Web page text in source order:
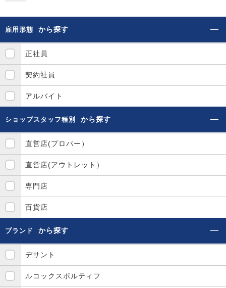
雇用形態 から探す
正社員
契約社員
アルバイト
ショップスタッフ種別 から探す
直営店(プロパー）
直営店(アウトレット）
専門店
百貨店
ブランド から探す
デサント
ルコックスポルティフ